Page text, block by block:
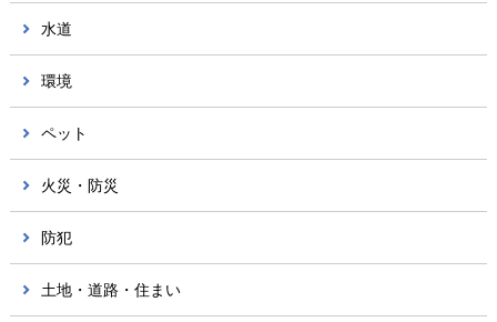
水道
環境
ペット
火災・防災
防犯
土地・道路・住まい